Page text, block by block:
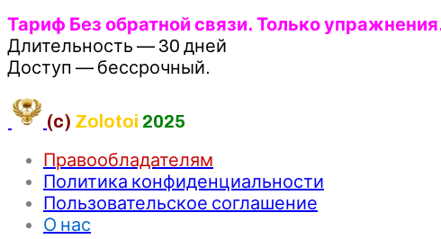
Тариф Без обратной связи. Только
Длительность — 30 дней
Доступ — бессрочный.
(c) Zolotoi 2025
Правообладателям
Политика конфиденциальности
Пользовательское соглашение
О нас